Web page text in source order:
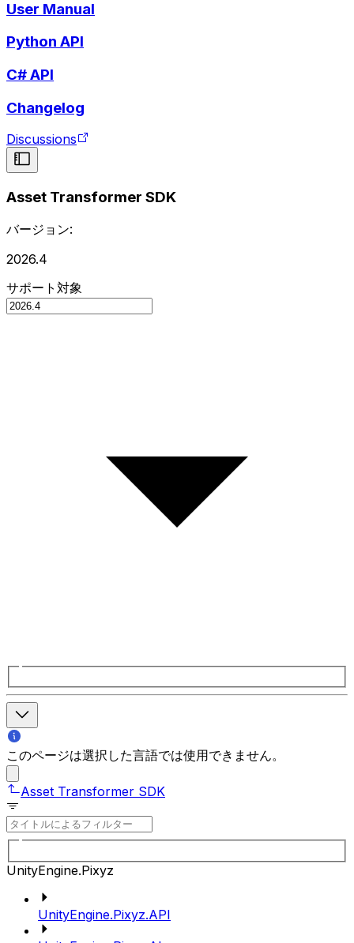
User Manual
Python API
C# API
Changelog
Discussions
Asset Transformer SDK
バージョン:
2026.4
サポート対象
このページは選択した言語では使用できません。
Asset Transformer SDK
UnityEngine.Pixyz
UnityEngine.Pixyz.API